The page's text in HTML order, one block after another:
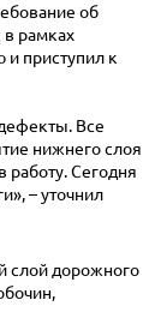
об
рамках
и приступил к
Все
нижнего слоя
работу. Сегодня
– уточнил
слой дорожного